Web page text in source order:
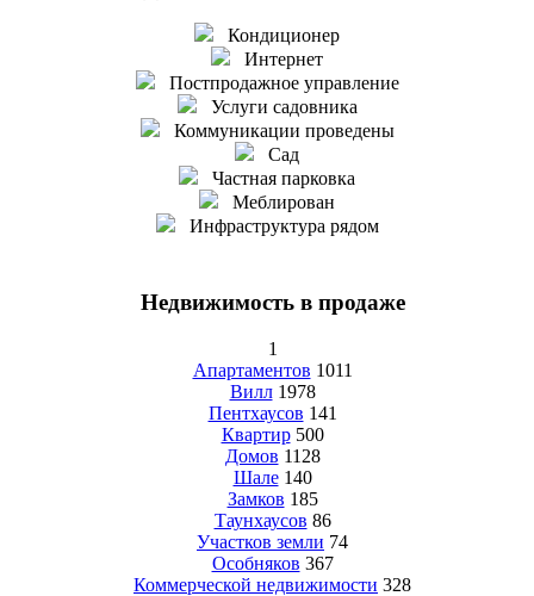
Кондиционер
Интернет
Постпродажное управление
Услуги садовника
Коммуникации проведены
Сад
Частная парковка
Меблирован
Инфраструктура рядом
Недвижимость в продаже
1
Апартаментов 1011
Вилл 1978
Пентхаусов 141
Квартир 500
Домов 1128
Шале 140
Замков 185
Таунхаусов 86
Участков земли 74
Особняков 367
Коммерческой недвижимости 328